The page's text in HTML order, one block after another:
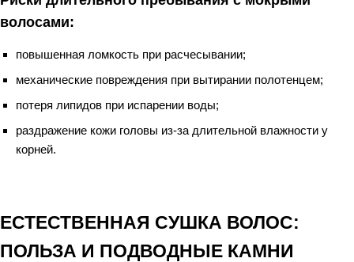
волосами:
повышенная ломкость при расчесывании;
механические повреждения при вытирании полотенцем;
потеря липидов при испарении воды;
раздражение кожи головы из-за длительной влажности у
корней.
ЕСТЕСТВЕННАЯ СУШКА ВОЛОС:
ПОЛЬЗА И ПОДВОДНЫЕ КАМНИ